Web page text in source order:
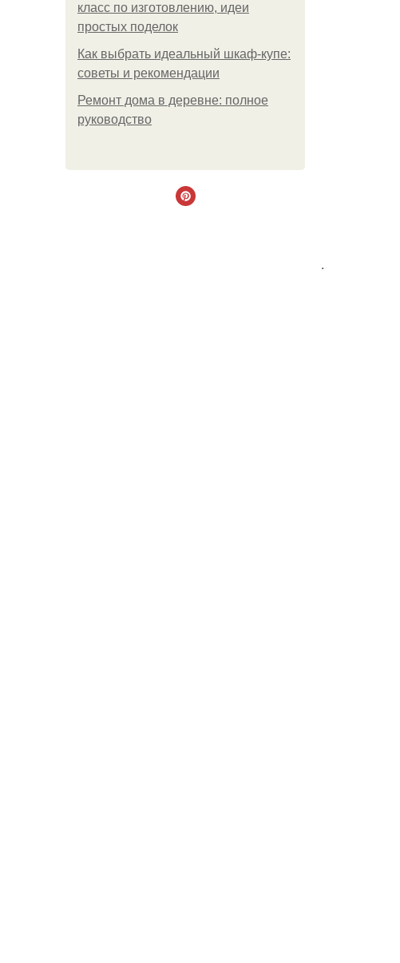
класс по изготовлению, идеи
простых поделок
Как выбрать идеальный шкаф-купе:
советы и рекомендации
Ремонт дома в деревне: полное
руководство
.